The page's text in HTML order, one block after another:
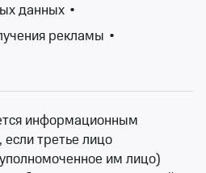
события, которые
Они могут
помещениях, так и на
фестивали
на которых выступают
сейчас на выбор зрителю
искусств, кино, творчества,
данных •
рекламы •
информационным
третье лицо
им лицо)